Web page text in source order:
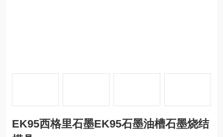
EK95西格里石墨EK95石墨油槽石墨烧结